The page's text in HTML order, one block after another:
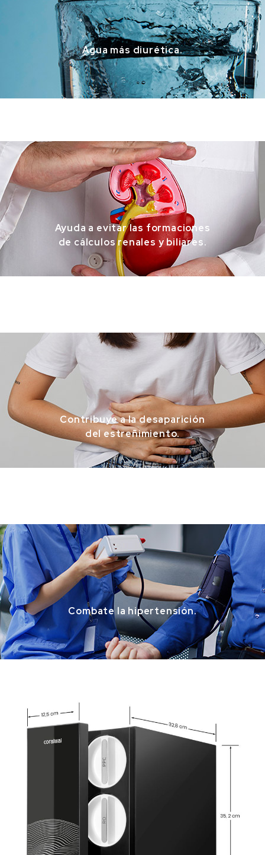
Agua más diurética.
Ayuda a evitar las formaciones
de cálculos renales y biliares.
Contribuye a la desaparición
del estreñimiento.
Combate la hipertensión.